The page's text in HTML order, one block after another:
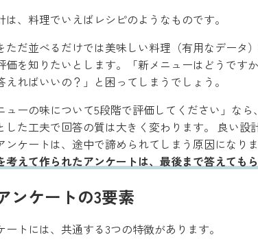
は、料理でいえばレシピのようなものです。
ただ並べるだけでは美味しい料理（有用なデータ
価を知りたいとします。「新メニューはどうです
えればいいの？」と困ってしまうでしょう。
ューの味について5段階で評価してください」な
した工夫で回答の質は大きく変わります。 良い
ンケートは、途中で諦められてしまう原因になりま
考えて作られたアンケートは、最後まで答えても
ンケートの3要素
ートには、共通する3つの特徴があります。